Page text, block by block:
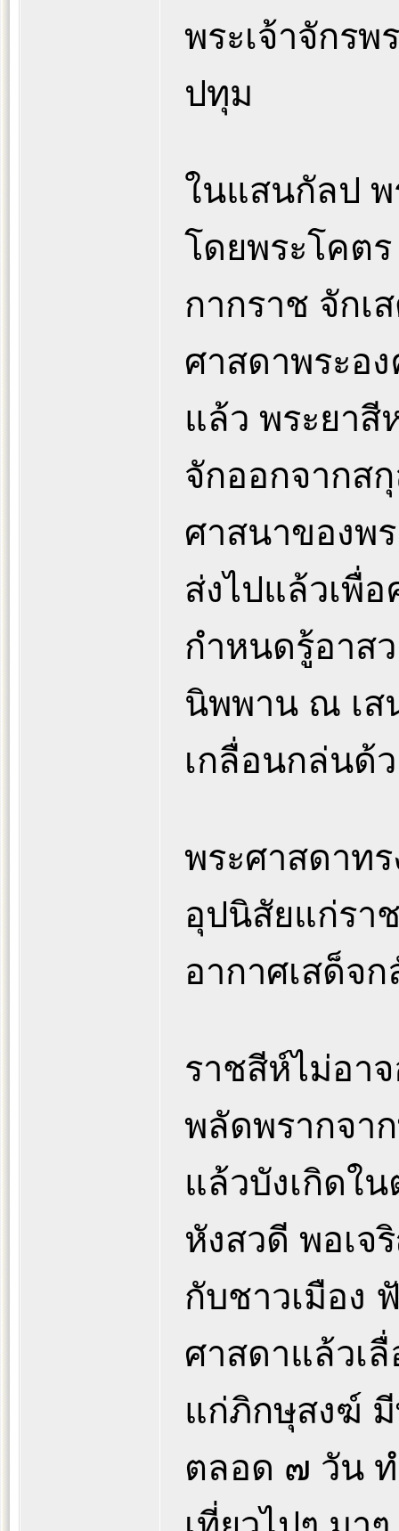
พระเจ้าจักร
ปทุม
ในแสนกัลป
โดยพระโคต
กากราช จักเ
ศาสดาพระอ
แล้ว พระยา
จักออกจากส
ศาสนาของพ
ส่งไปแล้วเพื่
กำหนดรู้อาส
นิพพาน ณ เส
เกลื่อนกล่นด้
พระศาสดาท
อุปนิสัยแก่รา
อากาศเสด็จ
ราชสีห์ไม่อา
พลัดพรากจา
แล้วบังเกิดใ
หังสวดี พอเจ
กับชาวเมือง
ศาสดาแล้วเ
แก่ภิกษุสงฆ์ มี
ตลอด ๗ วัน